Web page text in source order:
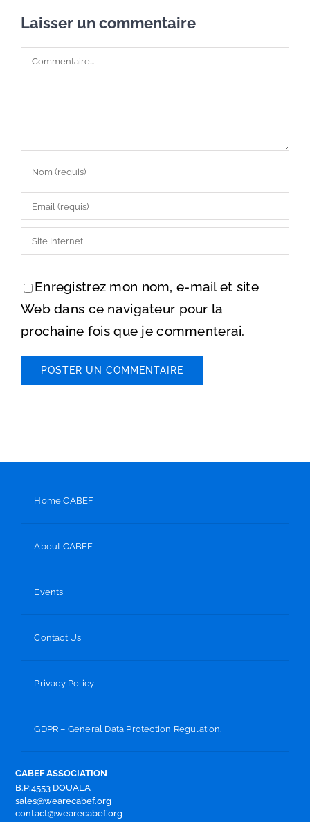
Laisser un commentaire
Commentaire
Enregistrez mon nom, e-mail et site
Web dans ce navigateur pour la
prochaine fois que je commenterai.
Home CABEF
About CABEF
Events
Contact Us
Privacy Policy
GDPR – General Data Protection Regulation.
CABEF ASSOCIATION
B.P:4553 DOUALA
sales@wearecabef.org
contact@wearecabef.org